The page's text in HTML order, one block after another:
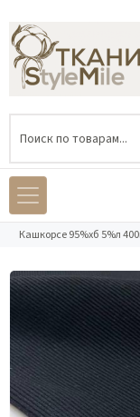
Каталог
Кашкорсе 95%хб 5%л